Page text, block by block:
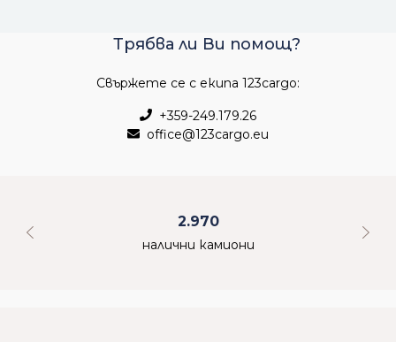
Трябва ли Ви помощ?
Свържете се с екипа 123cargo:
+359-249.179.26
office@123cargo.eu
2.970
налични камиони